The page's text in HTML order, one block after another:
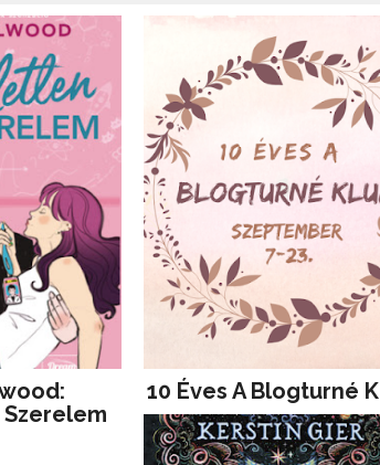
10 Éves A Blogturné